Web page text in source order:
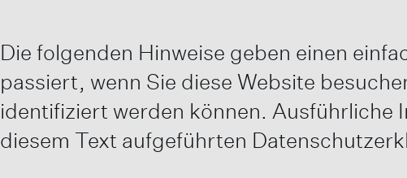
Die folgenden Hinweise geben einen
passiert, wenn Sie diese Website
identifiziert werden können. Ausführliche
diesem Text aufgeführten